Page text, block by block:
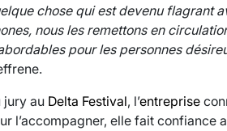
chose qui est devenu flagrant
nous les remettons en
pour les personnes
jury au Delta Festival, l’entreprise
l’accompagner, elle fait confiance